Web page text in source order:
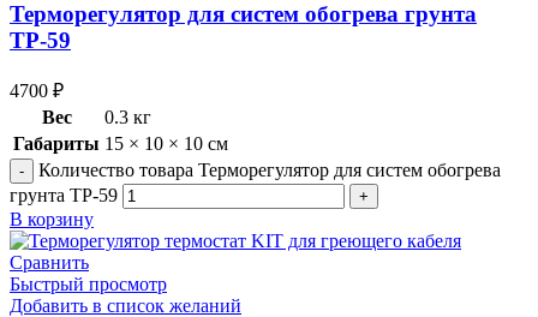
Терморегулятор для систем обогрева грунта
ТР-59
4700 ₽
Вес
0.3 кг
Габариты 15 × 10 × 10 см
Количество товара Терморегулятор для систем обогрева
грунта ТР-59
В корзину
Сравнить
Быстрый просмотр
Добавить в список желаний